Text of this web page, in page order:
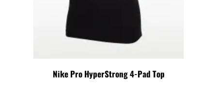
Nike Pro HyperStrong 4-Pad Top